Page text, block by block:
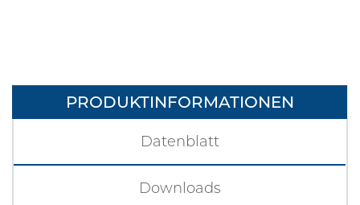
PRODUKTINFORMATIONEN
Datenblatt
Downloads